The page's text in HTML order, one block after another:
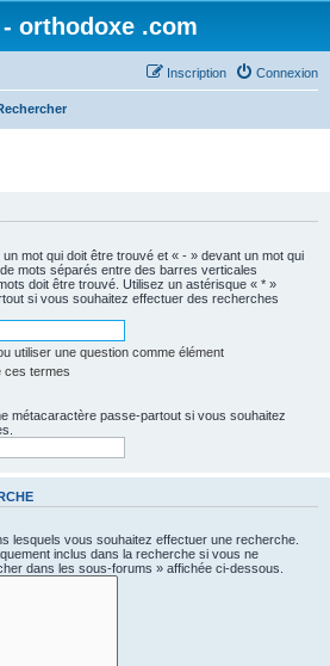
orthodoxe .com
Connexion
Inscription
mot qui doit être trouvé et « - » devant un mot qui
mots séparés entre des barres verticales
doit être trouvé. Utilisez un astérisque « * »
si vous souhaitez effectuer des recherches
utiliser une question comme élément
ces termes
métacaractère passe-partout si vous souhaitez
lesquels vous souhaitez effectuer une recherche.
inclus dans la recherche si vous ne
dans les sous-forums » affichée ci-dessous.